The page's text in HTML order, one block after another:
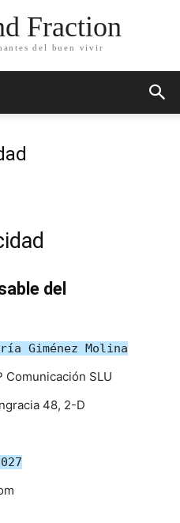
Fraction
del buen vivir
del
Giménez Molina
Comunicación SLU
48, 2-D